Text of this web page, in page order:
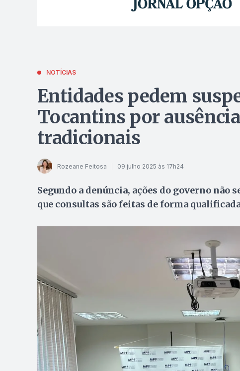
NOTÍCIAS
Entidades pedem
Tocantins por
tradicionais
Rozeane Feitosa 09 julho 2025 às 17h24
Segundo a denúncia, ações do governo não
que consultas são feitas de forma